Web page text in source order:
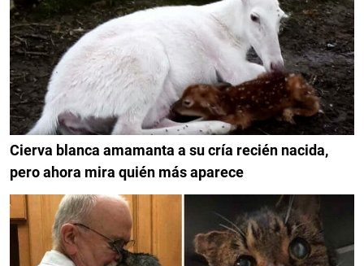
Cierva blanca amamanta a su cría recién nacida,
pero ahora mira quién más aparece